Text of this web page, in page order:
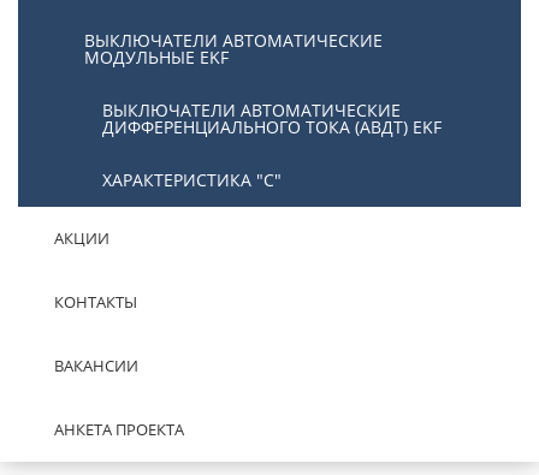
ВЫКЛЮЧАТЕЛИ АВТОМАТИЧЕСКИЕ
МОДУЛЬНЫЕ EKF
ВЫКЛЮЧАТЕЛИ АВТОМАТИЧЕСКИЕ
ДИФФЕРЕНЦИАЛЬНОГО ТОКА (АВДТ) EKF
ХАРАКТЕРИСТИКА "С"
АКЦИИ
КОНТАКТЫ
ВАКАНСИИ
АНКЕТА ПРОЕКТА